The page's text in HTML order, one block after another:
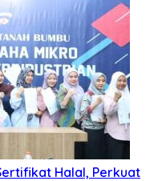
Halal, Perkuat